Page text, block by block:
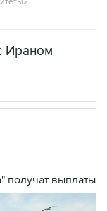
выплаты